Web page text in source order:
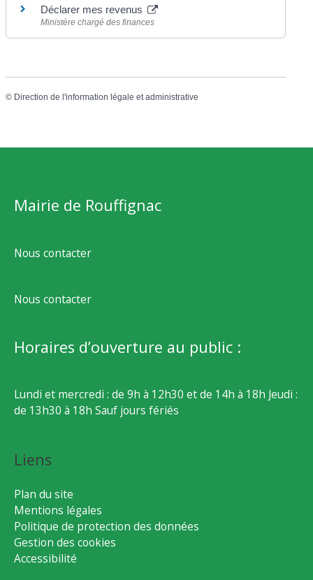
Déclarer mes revenus
Ministère chargé des finances
© Direction de l'information légale et administrative
Mairie de Rouffignac
Nous contacter
Nous contacter
Horaires d’ouverture au public :
Lundi et mercredi : de 9h à 12h30 et de 14h à 18h Jeudi :
de 13h30 à 18h Sauf jours fériés
Liens
Plan du site
Mentions légales
Politique de protection des données
Gestion des cookies
Accessibilité